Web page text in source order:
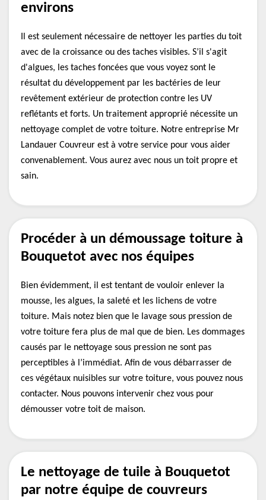
environs
Il est seulement nécessaire de nettoyer les parties du toit
avec de la croissance ou des taches visibles. S’il s'agit
d'algues, les taches foncées que vous voyez sont le
résultat du développement par les bactéries de leur
revêtement extérieur de protection contre les UV
reflétants et forts. Un traitement approprié nécessite un
nettoyage complet de votre toiture. Notre entreprise Mr
Landauer Couvreur est à votre service pour vous aider
convenablement. Vous aurez avec nous un toit propre et
sain.
Procéder à un démoussage toiture à
Bouquetot avec nos équipes
Bien évidemment, il est tentant de vouloir enlever la
mousse, les algues, la saleté et les lichens de votre
toiture. Mais notez bien que le lavage sous pression de
votre toiture fera plus de mal que de bien. Les dommages
causés par le nettoyage sous pression ne sont pas
perceptibles à l’immédiat. Afin de vous débarrasser de
ces végétaux nuisibles sur votre toiture, vous pouvez nous
contacter. Nous pouvons intervenir chez vous pour
démousser votre toit de maison.
Le nettoyage de tuile à Bouquetot
par notre équipe de couvreurs